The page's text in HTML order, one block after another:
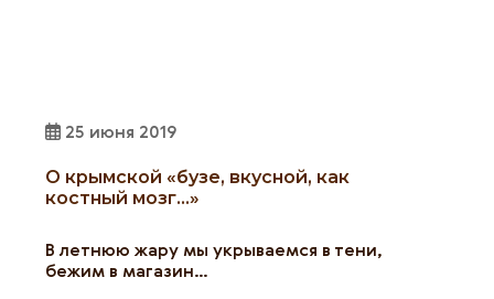
25 июня 2019
О крымской «бузе, вкусной, как
костный мозг…»
В летнюю жару мы укрываемся в тени,
бежим в магазин…